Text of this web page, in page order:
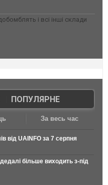
і всі інші склади
ПОПУЛЯРНЕ
За весь час
від UAINFO за 7 серпня
більше виходить з-під